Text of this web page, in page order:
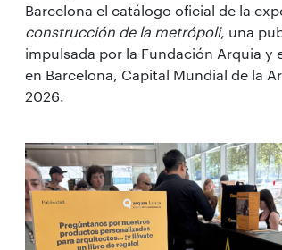
Barcelona el catálogo oficial de la
construcción de la metrópoli, una
impulsada por la Fundación Arquia y
en Barcelona, Capital Mundial de la
2026.